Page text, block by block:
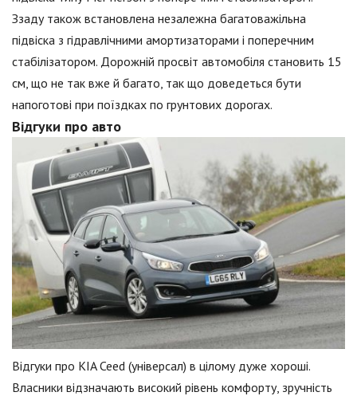
Ззаду також встановлена незалежна багатоважільна
підвіска з гідравлічними амортизаторами і поперечним
стабілізатором. Дорожній просвіт автомобіля становить 15
см, що не так вже й багато, так що доведеться бути
напоготові при поїздках по грунтових дорогах.
Відгуки про авто
Відгуки про KIA Ceed (універсал) в цілому дуже хороші.
Власники відзначають високий рівень комфорту, зручність